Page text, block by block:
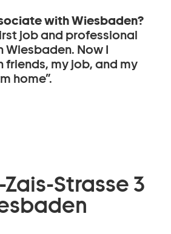
with Wiesbaden?
job and professional
Now I
my job, and my
home”.
Strasse 3